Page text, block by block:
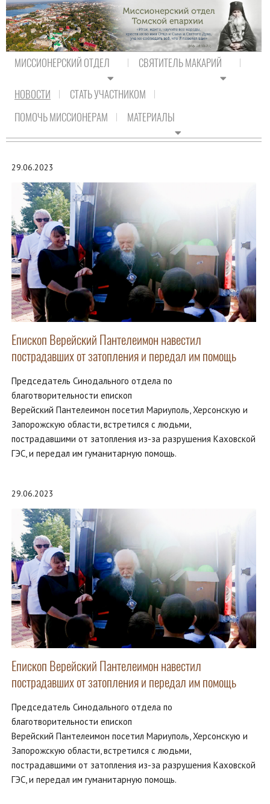
МИССИОНЕРСКИЙ ОТДЕЛ СВЯТИТЕЛЬ МАКАРИЙ
НОВОСТИ
СТАТЬ УЧАСТНИКОМ
ПОМОЧЬ МИССИОНЕРАМ
МАТЕРИАЛЫ
НОВОСТИ ПРАВОСЛАВИЯ
29.06.2023
Епископ Верейский Пантелеимон навестил
пострадавших от затопления и передал им помощь
Председатель Синодального отдела по
благотворительности епископ
Верейский Пантелеимон посетил Мариуполь, Херсонскую и
Запорожскую области, встретился с людьми,
пострадавшими от затопления из-за разрушения Каховской
ГЭС, и передал им гуманитарную помощь.
29.06.2023
Епископ Верейский Пантелеимон навестил
пострадавших от затопления и передал им помощь
Председатель Синодального отдела по
благотворительности епископ
Верейский Пантелеимон посетил Мариуполь, Херсонскую и
Запорожскую области, встретился с людьми,
пострадавшими от затопления из-за разрушения Каховской
ГЭС, и передал им гуманитарную помощь.